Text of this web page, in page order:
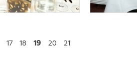
17 18 19 20 21